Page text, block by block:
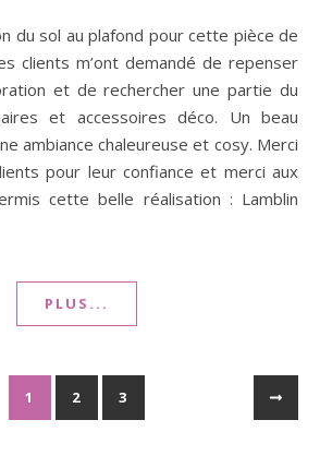
clients m’ont demandé de repenser
et de rechercher une partie du
et accessoires déco. Un beau
ambiance chaleureuse et cosy. Merci
pour leur confiance et merci aux
cette belle réalisation : Lamblin
PLUS...
1 2 3